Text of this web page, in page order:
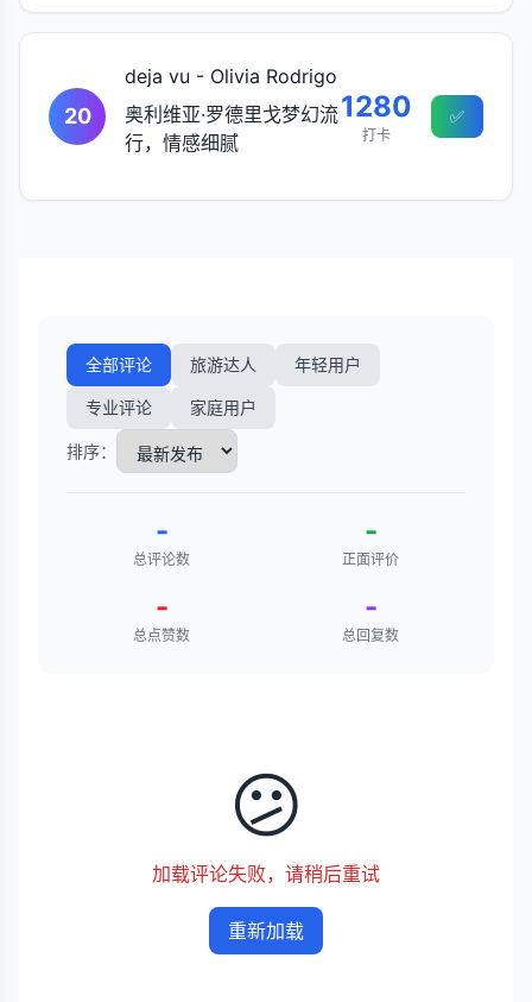
20
deja vu - Olivia Rodrigo
奥利维亚·罗德里戈梦幻流
行，情感细腻
1280
打卡
✅
全部评论 旅游达人 年轻用户
专业评论 家庭用户
排序：
-
总评论数
-
正面评价
-
总点赞数
-
总回复数
😕
加载评论失败，请稍后重试
重新加载